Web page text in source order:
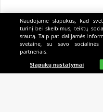
Pagrindinis Gyvai
Naudojame slapukus, kad
turinį bei skelbimus, teiktų
srautą. Taip pat dalijamės
svetaine, su savo
partneriais.
Slapukų nustatymai